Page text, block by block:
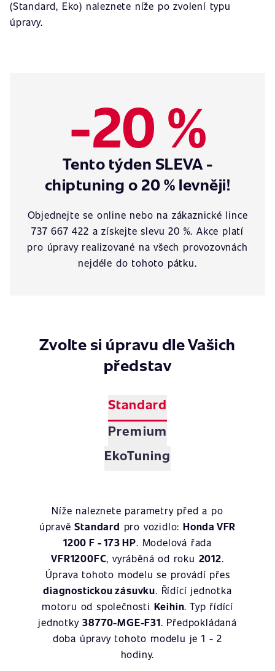
(Standard, Eko) naleznete níže po zvolení typu
úpravy.
-20 %
Tento týden SLEVA -
chiptuning o 20 % levněji!
Objednejte se online nebo na zákaznické lince
737 667 422 a získejte slevu 20 %. Akce platí
pro úpravy realizované na všech provozovnách
nejdéle do tohoto pátku.
Zvolte si úpravu dle Vašich
představ
Standard
Premium
EkoTuning
Níže naleznete parametry před a po
úpravěStandard pro vozidlo: Honda VFR
1200 F - 173 HP. Modelová řada
VFR1200FC, vyráběná od roku 2012.
Úprava tohoto modelu se provádí přes
diagnostickou zásuvku. Řídící jednotka
motoru od společnosti Keihin. Typ řídící
jednotky38770-MGE-F31. Předpokládaná
doba úpravy tohoto modelu je 1 - 2
hodiny.